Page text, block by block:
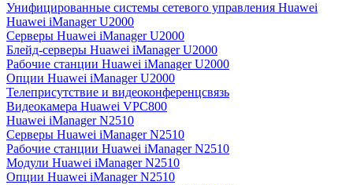
Унифицированные системы сетевого управления Huawei
Huawei iManager U2000
Серверы Huawei iManager U2000
Блейд-серверы Huawei iManager U2000
Рабочие станции Huawei iManager U2000
Опции Huawei iManager U2000
Телеприсутствие и видеоконференцсвязь
Видеокамера Huawei VPC800
Huawei iManager N2510
Серверы Huawei iManager N2510
Рабочие станции Huawei iManager N2510
Модули Huawei iManager N2510
Опции Huawei iManager N2510